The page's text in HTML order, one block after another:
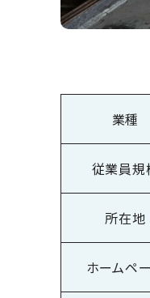
業種
従業員規
所在地
ホームペ